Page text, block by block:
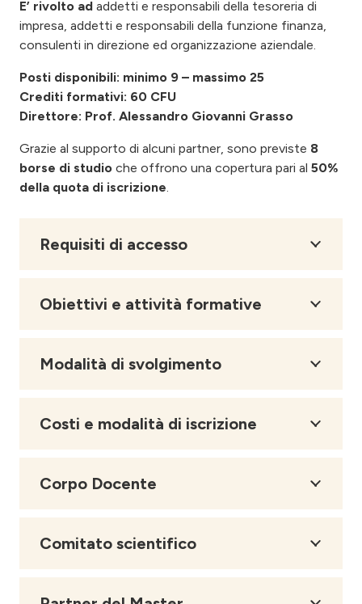
E’ rivolto ad addetti e responsabili della tesoreria di
impresa, addetti e responsabili della funzione finanza,
consulenti in direzione ed organizzazione aziendale.
Posti disponibili: minimo 9 – massimo 25
Crediti formativi: 60 CFU
Direttore: Prof. Alessandro Giovanni Grasso
Grazie al supporto di alcuni partner, sono previste 8
borse di studio che offrono una copertura pari al 50%
della quota di iscrizione.
Requisiti di accesso
Obiettivi e attività formative
Modalità di svolgimento
Costi e modalità di iscrizione
Corpo Docente
Comitato scientifico